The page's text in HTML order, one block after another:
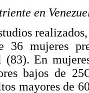
en
36 mujeres
En
bajos de
mayores de